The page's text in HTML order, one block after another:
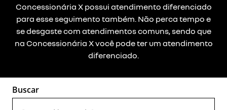
Concessionária X possui atendimento diferenciado
para esse seguimento também. Não perca tempo e
se desgaste com atendimentos comuns, sendo que
na Concessionária X você pode ter um atendimento
diferenciado.